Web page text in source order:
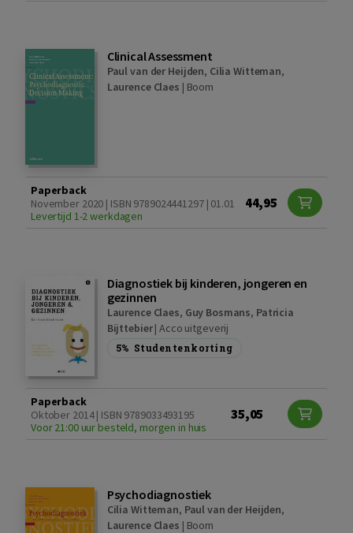
Clinical Assessment
Paul van der Heijden, Cilia Witteman,
Laurence Claes | Boom
Paperback
November 2020 | ISBN 9789024441297 | 01.01
Levertijd 1-2 werkdagen
44,95
Diagnostiek bij kinderen, jongeren en
gezinnen
Laurence Claes, Guy Bosmans, Patricia
Bijttebier|Acco uitgeverij
5% Studentenkorting
Paperback
Oktober 2014 | ISBN 9789033493195
Voor 21:00 uur besteld, morgen in huis
35,05
Psychodiagnostiek
Cilia Witteman, Paul van der Heijden,
Laurence Claes | Boom